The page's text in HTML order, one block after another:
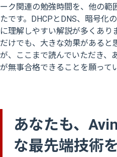
ーク関連の勉強時間を、他の範
たです。DHCPとDNS、暗号化
に理解しやすい解説が多くあり
だけでも、大きな効果があると
が、ここまで読んでいただき、
が無事合格できることを願って
あなたも、
な最先端技術